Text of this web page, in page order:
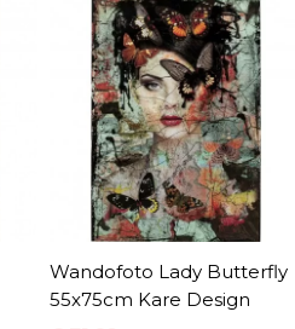
Wandofoto Lady Butterfly
55x75cm Kare Design